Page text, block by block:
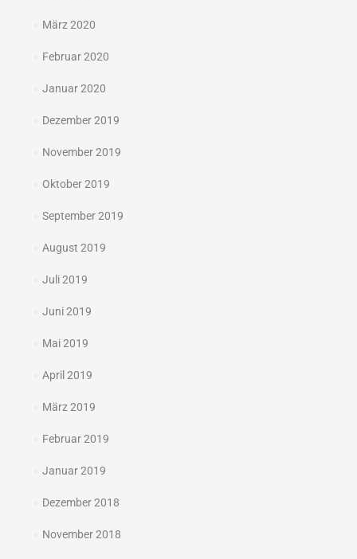
März 2020
Februar 2020
Januar 2020
Dezember 2019
November 2019
Oktober 2019
September 2019
August 2019
Juli 2019
Juni 2019
Mai 2019
April 2019
März 2019
Februar 2019
Januar 2019
Dezember 2018
November 2018